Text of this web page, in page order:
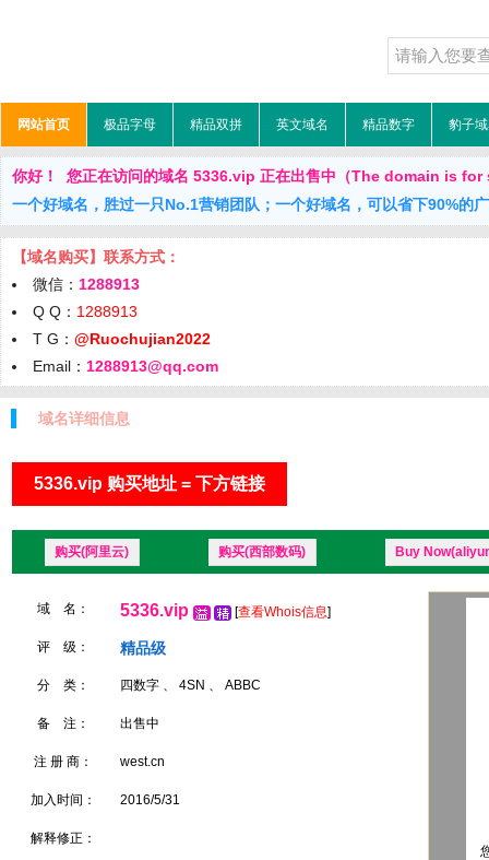
网站首页 极品字母 精品双拼 英文域名 精品数字 豹子
你好！ 您正在访问的域名 5336.vip 正在出售中（The domain is for
一个好域名，胜过一只No.1营销团队；一个好域名，可以省下90%的
【域名购买】联系方式：
微信： 1288913
Q Q： 1288913
T G： @Ruochujian2022
Email： 1288913@qq.com
域名详细信息
5336.vip 购买地址 = 下方链接
购买(阿里云) 购买(西部数码) Buy
域 名： 5336.vip [查看Whois信息]
评 级： 精品级
分 类： 四数字 、 4SN 、 ABBC
备 注： 出售中
注 册 商： west.cn
加入时间： 2016/5/31
解释修正：